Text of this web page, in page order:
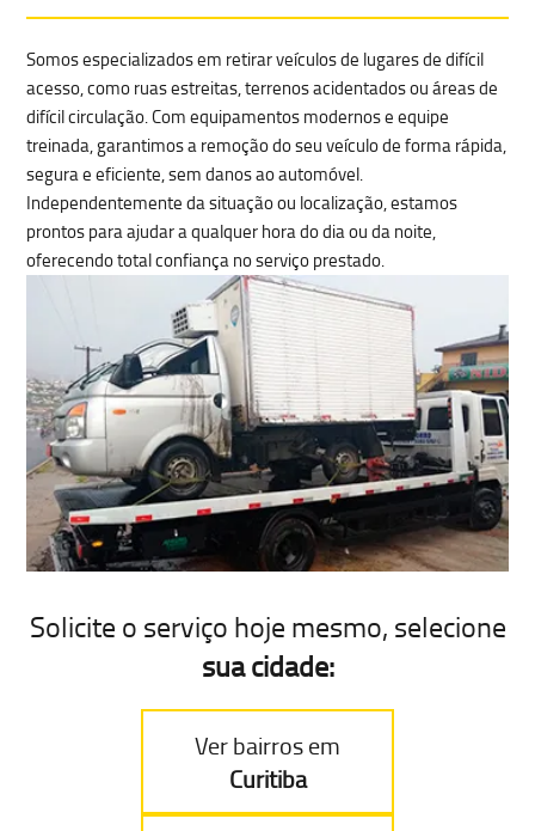
Somos especializados em retirar veículos de lugares de difícil
acesso, como ruas estreitas, terrenos acidentados ou áreas de
difícil circulação. Com equipamentos modernos e equipe
treinada, garantimos aremoção do seu veículo de forma rápida,
segura e eficiente, sem danos ao automóvel.
Independentemente da situação ou localização, estamos
prontos para ajudar a qualquer hora do dia ou da noite,
oferecendo total confiança no serviço prestado.
Solicite o serviço hoje mesmo, selecione
sua cidade:
Ver bairros em
Curitiba